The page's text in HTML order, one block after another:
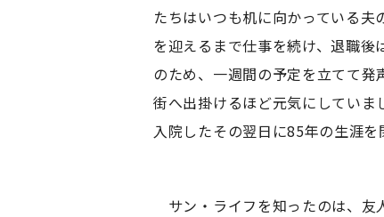
たちはいつも机に向かっている
を迎えるまで仕事を続け、退職
のため、一週間の予定を立てて
街へ出掛けるほど元気にしてい
入院したその翌日に85年の生涯を
サン・ライフを知ったのは、友